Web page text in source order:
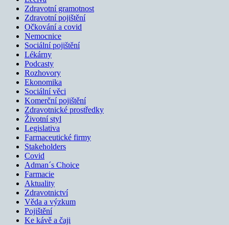
Zdravotní gramotnost
Zdravotní pojištění
Očkování a covid
Nemocnice
Sociální pojištění
Lékárny
Podcasty
Rozhovory
Ekonomika
Sociální věci
Komerční pojištění
Zdravotnické prostředky
Životní styl
Legislativa
Farmaceutické firmy
Stakeholders
Covid
Adman´s Choice
Farmacie
Aktuality
Zdravotnictví
Věda a výzkum
Pojištění
Ke kávě a čaji